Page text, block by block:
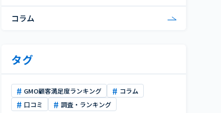
コラム
タグ
GMO顧客満足度ランキング
コラム
口コミ
調査・ランキング